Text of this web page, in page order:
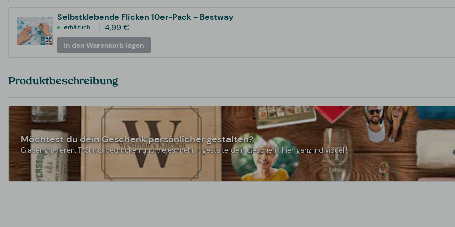
Selbstklebende Flicken 10er-Pack - Bestway
erhältlich 4,99 €
In den Warenkorb legen
Produktbeschreibung
Möchtest du dein Geschenk persönlicher gestalten?
Gläser gravieren, T-Shirts bedrucken und vieles mehr - gestalte dein Geschenk hier ganz individuell!